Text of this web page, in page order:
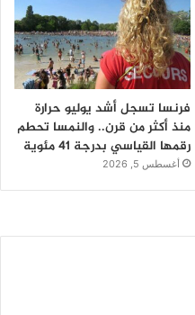
فرنسا تسجل أشد يوليو حرارة
منذ أكثر من قرن.. والنمسا تحطم
رقمها القياسي بدرجة 41 مئوية
أغسطس 5, 2026